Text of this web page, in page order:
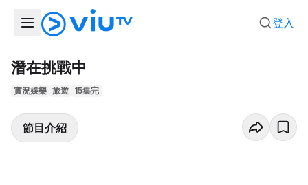
登入
潛在挑戰中
實況娛樂 旅遊 15集完
節目介紹